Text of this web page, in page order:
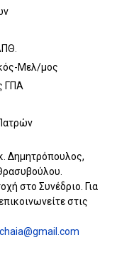
Μελ/μος
ΓΠΑ
Δημητρόπουλος,
στο Συνέδριο. Για
στις